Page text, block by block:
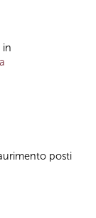
in
posti